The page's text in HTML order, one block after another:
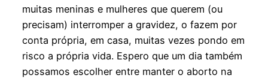
muitas meninas e mulheres que querem (ou
precisam) interromper a gravidez, o fazem por
conta própria, em casa, muitas vezes pondo em
risco a própria vida. Espero que um dia também
possamos escolher entre manter o aborto na